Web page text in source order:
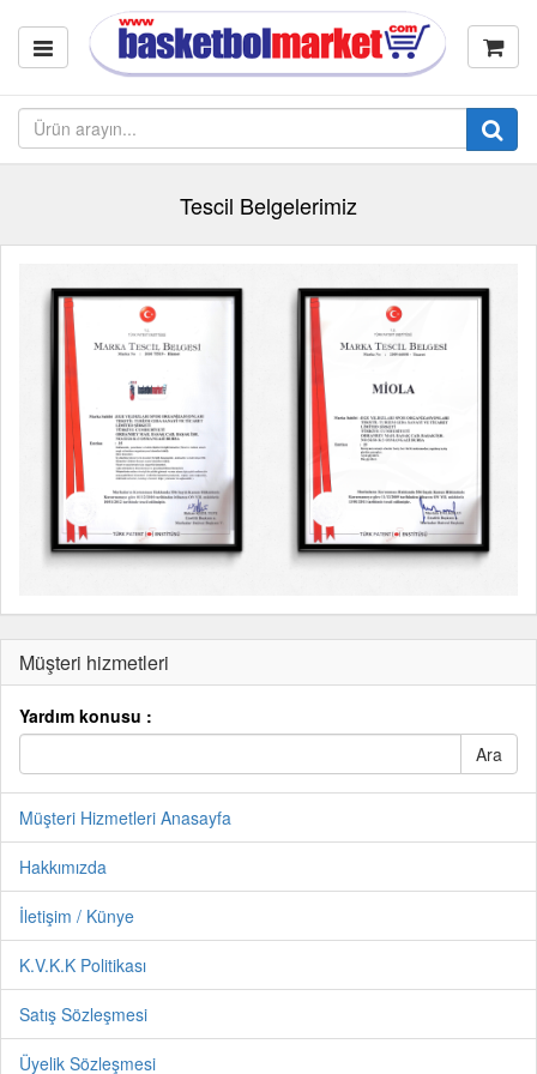
Tescil Belgelerimiz
Müşteri hizmetleri
Yardım konusu :
Müşteri Hizmetleri Anasayfa
Hakkımızda
İletişim / Künye
K.V.K.K Politikası
Satış Sözleşmesi
Üyelik Sözleşmesi